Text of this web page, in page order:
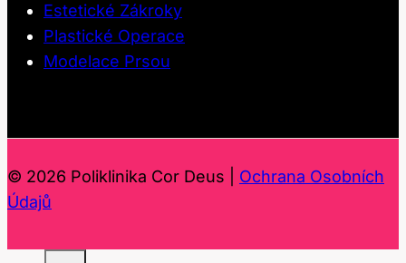
Estetické Zákroky
Plastické Operace
Modelace Prsou
© 2026 Poliklinika Cor Deus | Ochrana Osobních
Údajů